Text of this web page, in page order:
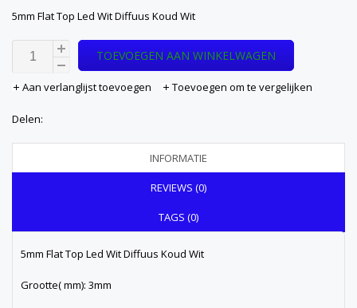
5mm Flat Top Led Wit Diffuus Koud Wit
TOEVOEGEN AAN WINKELWAGEN
Aan verlanglijst toevoegen Toevoegen om te vergelijken
Delen:
INFORMATIE
REVIEWS (0)
TAGS (0)
5mm Flat Top Led Wit Diffuus Koud Wit
Grootte( mm): 3mm